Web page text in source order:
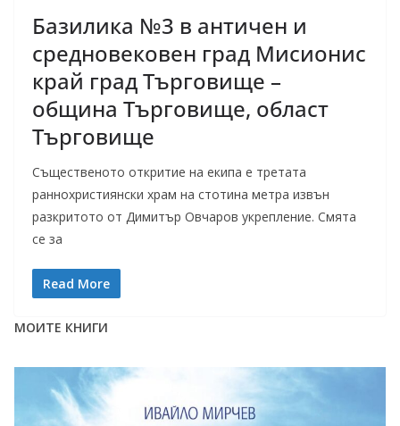
Базилика №3 в античен и
средновековен град Мисионис
край град Търговище –
община Търговище, област
Търговище
Същественото откритие на екипа е третата
раннохристиянски храм на стотина метра извън
разкритото от Димитър Овчаров укрепление. Смята
се за
Read More
МОИТЕ КНИГИ